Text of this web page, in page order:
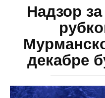
Надзор
декабре